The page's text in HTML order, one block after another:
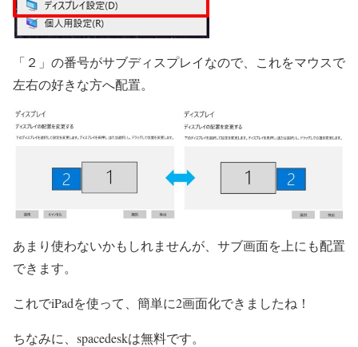
「２」の番号がサブディスプレイなので、これをマウスで
左右の好きな方へ配置。
あまり使わないかもしれませんが、サブ画面を上にも配置
できます。
これでiPadを使って、簡単に2画面化できましたね！
ちなみに、spacedeskは無料です。